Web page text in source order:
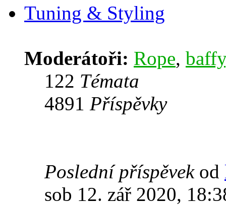
Tuning & Styling
Moderátoři: Rope, baffy
122 Témata
4891 Příspěvky
Poslední příspěvekod
sob 12. zář 2020,